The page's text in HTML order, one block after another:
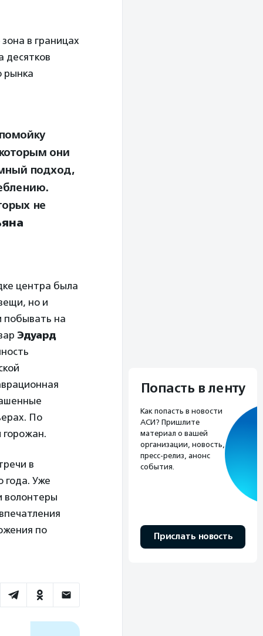
в границах
десятков
рынка
они
подход,
не
центра была
но и
побывать на
Эдуард
По
в
года. Уже
волонтеры
по
Попасть в ленту
Как попасть в новости
АСИ? Пришлите
материал о вашей
организации, новость,
пресс-релиз, анонс
события.
Прислать новость